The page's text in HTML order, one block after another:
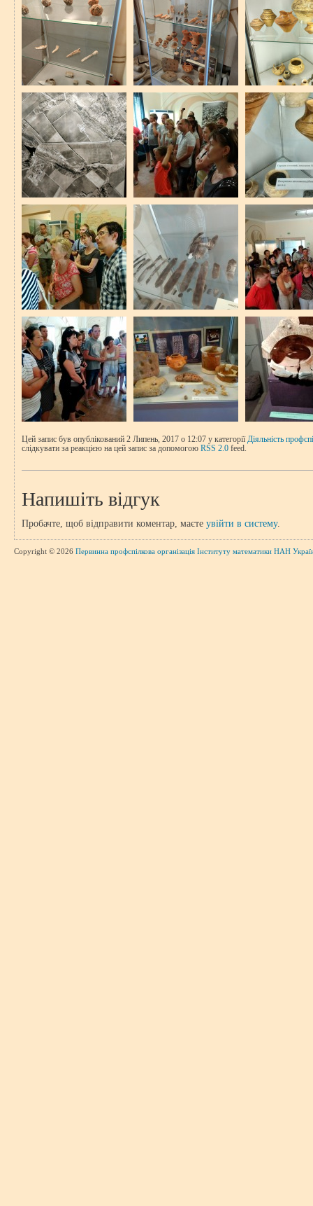
Цей запис був опублікований 2 Липень, 2017 о 12:07 у категоріїДіяльність
слідкувати за реакцією на цей запис за допомогою RSS 2.0 feed.
Напишіть відгук
Пробачте, щоб відправити коментар, маєте увійти в систему.
Copyright © 2026 Первинна профспілкова організація Інституту математики НАН